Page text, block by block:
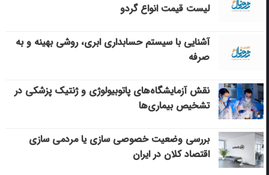
لیست قیمت انواع گردو
آشنایی با سیستم حسابداری ابری، روشی بهینه و به
صرفه
نقش آزمایشگاه‌های پاتوبیولوژی و ژنتیک پزشکی در
تشخیص بیماری‌ها
بررسی وضعیت خصوصی سازی یا مردمی سازی
اقتصاد کلان در ایران